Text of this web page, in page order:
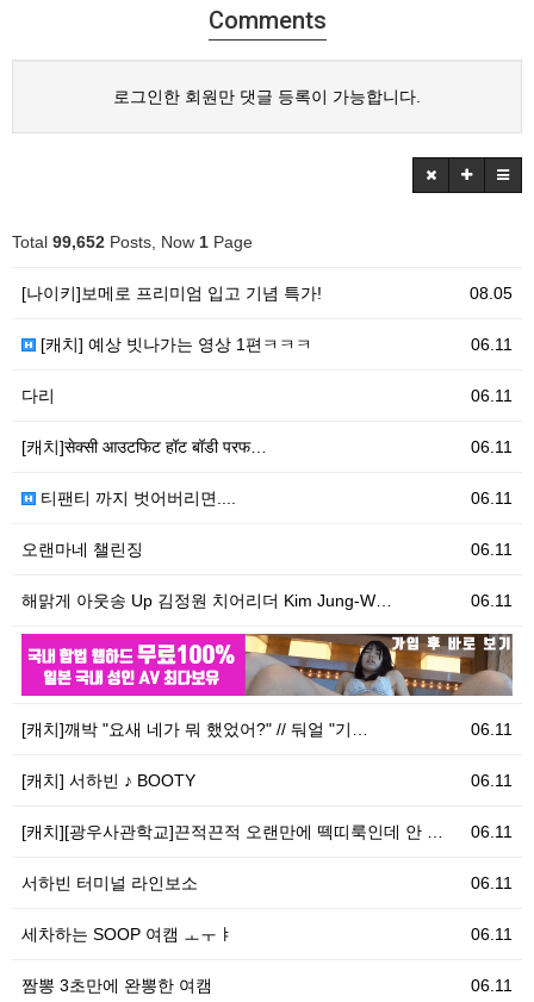
Comments
로그인한 회원만 댓글 등록이 가능합니다.
Total 99,652 Posts, Now 1 Page
08.05
[나이키]보메로 프리미엄 입고 기념 특가!
06.11
[캐치] 예상 빗나가는 영상 1편ㅋㅋㅋ
06.11
다리
06.11
[캐치]सेक्सी आउटफिट हॉट बॉडी परफ…
06.11
티팬티 까지 벗어버리면....
06.11
오랜마네 챌린징
06.11
해맑게 아웃송 Up 김정원 치어리더 Kim Jung-W…
06.11
06.11
[캐치]깨박 "요새 네가 뭐 했었어?" // 둬얼 "기…
06.11
[캐치] 서하빈 ♪ BOOTY
06.11
[캐치][광우사관학교]끈적끈적 오랜만에 떽띠룩인데 안 …
06.11
서하빈 터미널 라인보소
06.11
세차하는 SOOP 여캠 ㅗㅜㅑ
06.11
짬뽕 3초만에 완뽕한 여캠